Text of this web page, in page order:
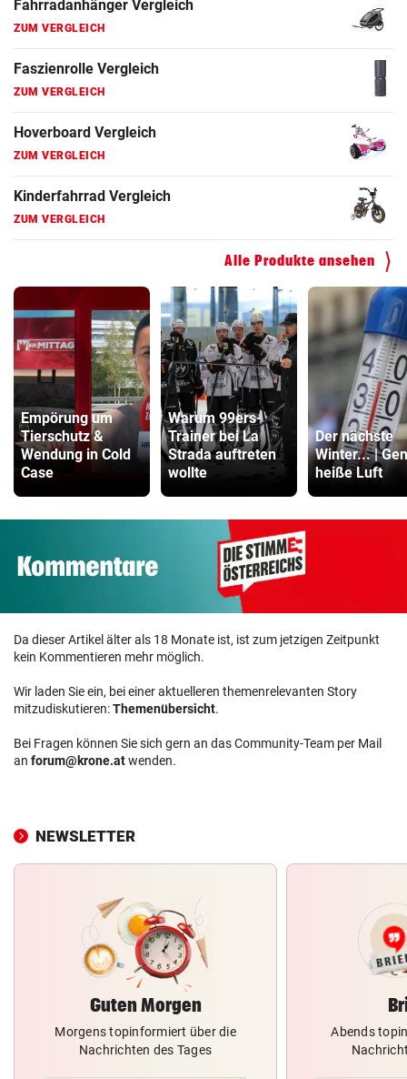
Fahrradanhänger Vergleich
ZUM VERGLEICH
Faszienrolle Vergleich
ZUM VERGLEICH
Hoverboard Vergleich
ZUM VERGLEICH
Kinderfahrrad Vergleich
ZUM VERGLEICH
Alle Produkte ansehen
Empörung um
Tierschutz &
Wendung in Cold
Case
Warum 99ers-
Trainer bei La
Strada auftreten
wollte
Der nächste
Winter... |
heiße Luft
Da dieser Artikel älter als 18 Monate ist, ist zum jetzigen Zeitpunkt
kein Kommentieren mehr möglich.
Wir laden Sie ein, bei einer aktuelleren themenrelevanten Story
mitzudiskutieren:Themenübersicht.
Bei Fragen können Sie sich gern an das Community-Team per Mail
an forum@krone.atwenden.
NEWSLETTER
Guten Morgen
Morgens topinformiert über die
Nachrichten des Tages
Abends